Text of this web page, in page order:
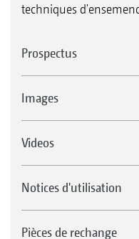
techniques
Prospectus
Images
Videos
Notices d'utilisation
Pièces de rechange